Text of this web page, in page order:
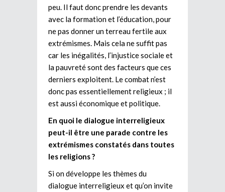
peu. Il faut donc prendre les devants
avec la formation et l’éducation, pour
ne pas donner un terreau fertile aux
extrémismes. Mais cela ne suffit pas
car les inégalités, l’injustice sociale et
la pauvreté sont des facteurs que ces
derniers exploitent. Le combat n’est
donc pas essentiellement religieux ; il
est aussi économique et politique.
En quoi le dialogue interreligieux
peut-il être une parade contre les
extrémismes constatés dans toutes
les religions ?
Si on développe les thèmes du
dialogue interreligieux et qu’on invite